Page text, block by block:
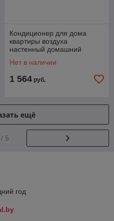
Кондиционер для дома
квартиры воздуха
настенный домашний
БИРЮСА B-12EPR/B-12EPQ
Нет в наличии
1 564 руб.
ещё
/ 5
год